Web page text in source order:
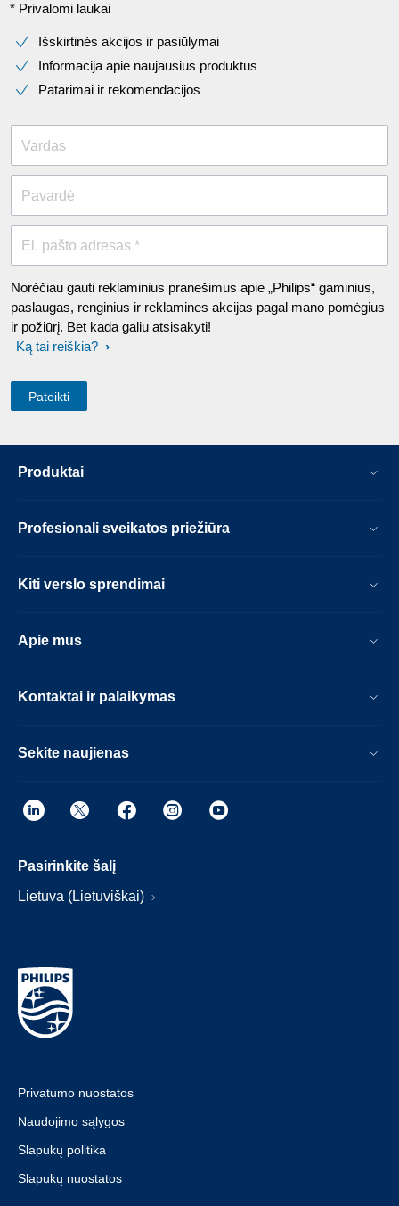
* Privalomi laukai​
Išskirtinės akcijos ir pasiūlymai
Informacija apie naujausius produktus
Patarimai ir rekomendacijos
Vardas
Pavardė
El. pašto adresas *
Norėčiau gauti reklaminius pranešimus apie „Philips“ gaminius,
paslaugas, renginius ir reklamines akcijas pagal mano pomėgius
ir požiūrį. Bet kada galiu atsisakyti!
Ką tai reiškia?
Produktai
Profesionali sveikatos priežiūra
Kiti verslo sprendimai
Apie mus
Kontaktai ir palaikymas
Sekite naujienas
Pasirinkite šalį
Lietuva (Lietuviškai)
Privatumo nuostatos
Naudojimo sąlygos
Slapukų politika
Slapukų nuostatos